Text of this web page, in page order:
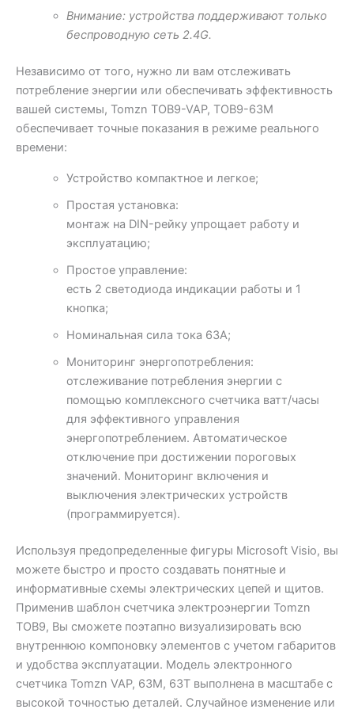
Внимание: устройства поддерживают только
беспроводную сеть 2.4G.
Независимо от того, нужно ли вам отслеживать
потребление энергии или обеспечивать эффективность
вашей системы, Tomzn TOB9-VAP, TOB9-63M
обеспечивает точные показания в режиме реального
времени:
Устройство компактное и легкое;
Простая установка:
монтаж на DIN-рейку упрощает работу и
эксплуатацию;
Простое управление:
есть 2 светодиода индикации работы и 1
кнопка;
Номинальная сила тока 63A;
Мониторинг энергопотребления:
отслеживание потребления энергии с
помощью комплексного счетчика ватт/часы
для эффективного управления
энергопотреблением. Автоматическое
отключение при достижении пороговых
значений. Мониторинг включения и
выключения электрических устройств
(программируется).
Используя предопределенные фигуры Microsoft Visio, вы
можете быстро и просто создавать понятные и
информативные схемы электрических цепей и щитов.
Применив шаблон счетчика электроэнергии Tomzn
TOB9, Вы сможете поэтапно визуализировать всю
внутреннюю компоновку элементов с учетом габаритов
и удобства эксплуатации. Модель электронного
счетчика Tomzn VAP, 63M, 63T выполнена в масштабе с
высокой точностью деталей. Случайное изменение или